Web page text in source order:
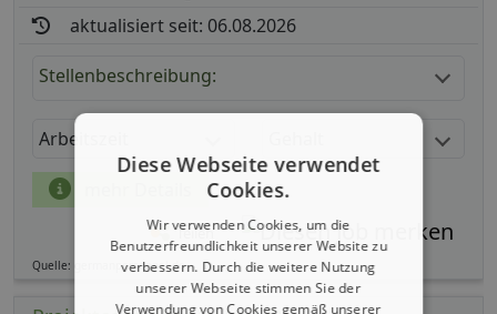
aktualisiert seit: 06.08.2026
Stellenbeschreibung:
Arbeitszeit
Teilen
Quelle: germanpersonnel.de
Diese Webseite verwendet
Cookies.
Wir verwenden Cookies, um die
Benutzerfreundlichkeit unserer Website zu
verbessern. Durch die weitere Nutzung
unserer Webseite stimmen Sie der
Verwendung von Cookies gemäß unserer